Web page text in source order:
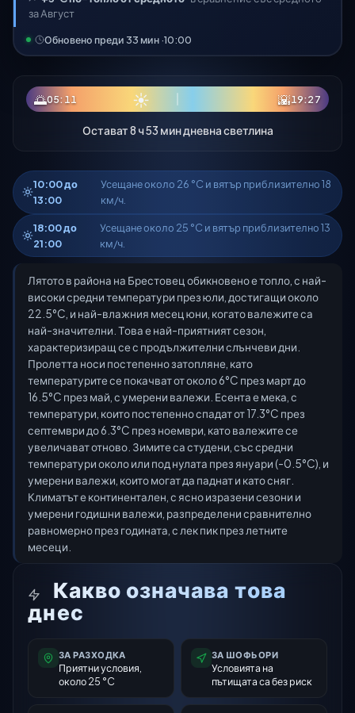
за Август
Обновено преди 33 мин ·10:00
🌅05:11 ☀ 🌇19:27
Остават 8 ч 53 мин дневна светлина
10:00 до
13:00
Усещане около 26 °C и вятър приблизително 18
км/ч.
18:00 до
21:00
Усещане около 25 °C и вятър приблизително 13
км/ч.
Лятото в района на Брестовец обикновено е топло, с най-
високи средни температури през юли, достигащи около
22.5°C, и най-влажния месец юни, когато валежите са
най-значителни. Това е най-приятният сезон,
характеризиращ се с продължителни слънчеви дни.
Пролетта носи постепенно затопляне, като
температурите се покачват от около 6°C през март до
16.5°C през май, с умерени валежи. Есента е мека, с
температури, които постепенно спадат от 17.3°C през
септември до 6.3°C през ноември, като валежите се
увеличават отново. Зимите са студени, със средни
температури около или под нулата през януари (-0.5°C), и
умерени валежи, които могат да паднат и като сняг.
Климатът е континентален, с ясно изразени сезони и
умерени годишни валежи, разпределени сравнително
равномерно през годината, с лек пик през летните
месеци.
Какво означава това
днес
ЗА РАЗХОДКА
Приятни условия,
около 25 °C
ЗА ШОФЬОРИ
Условията на
пътищата са без риск